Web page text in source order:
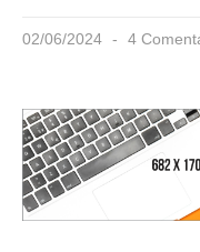
02/06/2024 4